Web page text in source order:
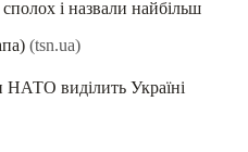
і назвали найбільш
(tsn.ua)
НАТО виділить Україні